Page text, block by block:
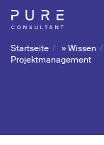
Startseite »Wissen
Projektmanagement